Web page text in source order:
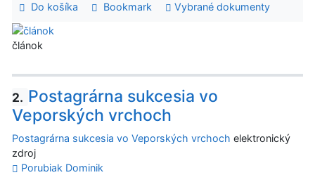
Do košíka Bookmark Vybrané dokumenty
článok
2. Postagrárna sukcesia vo
Veporských vrchoch
Postagrárna sukcesia vo Veporských vrchoch elektronický
zdroj
Porubiak Dominik